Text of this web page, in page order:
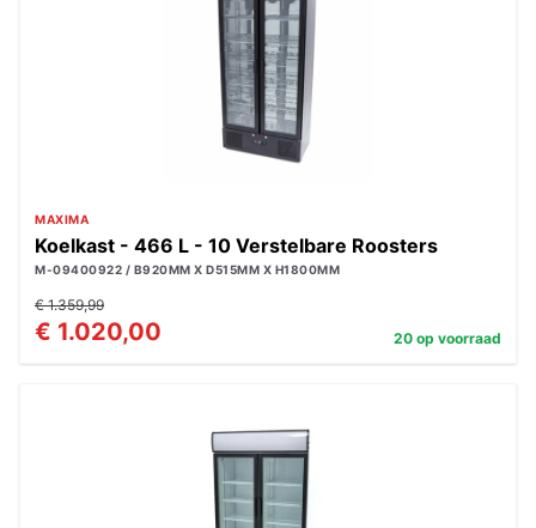
MAXIMA
Koelkast - 466 L - 10 Verstelbare Roosters
M-09400922 / B920MM X D515MM X H1800MM
€ 1.359,99
€ 1.020,00 20 op voorraad